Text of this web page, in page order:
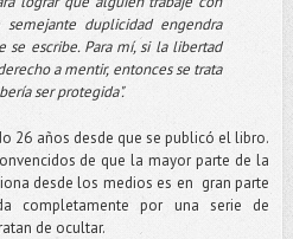
duplicidad engendra
se escribe. Para mí, si la libertad
a mentir, entonces se trata
ser protegida".
26 años desde que se publicó el libro.
de que la mayor parte de la
desde los medios es en gran parte
completamente por una serie de
de ocultar.